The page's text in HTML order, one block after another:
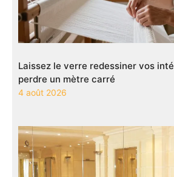
Laissez le verre redessiner vos
perdre un mètre carré
4 août 2026